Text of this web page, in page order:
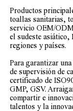
Productos
toallas sanitarias,
servicio OEM/
el sudeste asiático,
regiones y países.
Para garantizar
de supervisión de
certificado de
GMP, GSV.
compartir e
talentos y la